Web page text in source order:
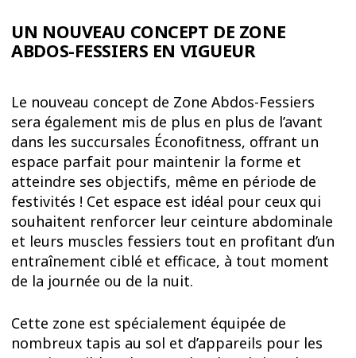
UN NOUVEAU CONCEPT DE ZONE
ABDOS-FESSIERS EN VIGUEUR
Le nouveau concept de Zone Abdos-Fessiers
sera également mis de plus en plus de l’avant
dans les succursales Éconofitness, offrant un
espace parfait pour maintenir la forme et
atteindre ses objectifs, même en période de
festivités ! Cet espace est idéal pour ceux qui
souhaitent renforcer leur ceinture abdominale
et leurs muscles fessiers tout en profitant d’un
entraînement ciblé et efficace, à tout moment
de la journée ou de la nuit.
Cette zone est spécialement équipée de
nombreux tapis au sol et d’appareils pour les